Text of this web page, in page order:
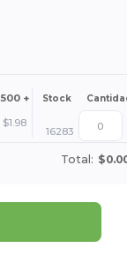
500 + Más
Stock
$1.98 +
16283
Total: